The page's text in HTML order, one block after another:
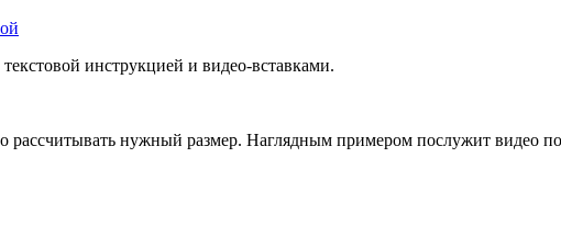
инструкцией и видео-вставками.
нужный размер. Наглядным примером послужит видео по